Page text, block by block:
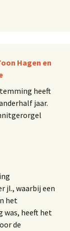
Hagen en
heeft
jaar.
jl., waarbij een
het
was, heeft het
de